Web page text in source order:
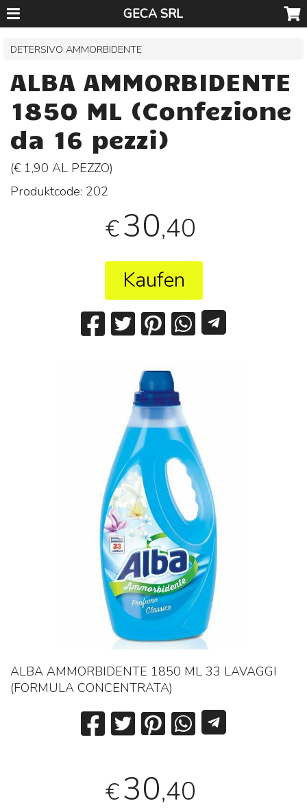
GECA SRL
DETERSIVO AMMORBIDENTE
ALBA AMMORBIDENTE
1850 ML (Confezione
da 16 pezzi)
(€ 1,90 AL PEZZO)
Produktcode: 202
€30,40
Kaufen
ALBA AMMORBIDENTE 1850 ML 33 LAVAGGI
(FORMULA CONCENTRATA)
€30,40